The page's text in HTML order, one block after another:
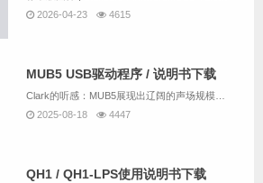
2026-04-23
4615
MUB5 USB驱动程序 / 说明书下载
2025-08-18
4447
QH1 / QH1-LPS使用说明书下载